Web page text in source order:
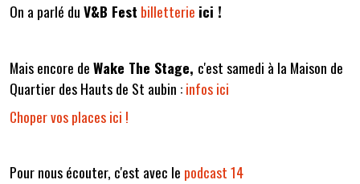
On a parlé duV&B Fest billetterie ici !
Mais encore deWake The Stage, c'est samedi à la Maison de
Quartier des Hauts de St aubin :infos ici
Choper vos places ici !
Pour nous écouter, c'est avec le podcast 14